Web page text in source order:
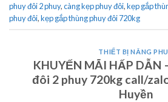
phuy đôi 2 phuy,càng kẹp phuy đôi,kẹp gắp
phuy đôi,kẹp gắp thùng phuy đôi 720kg
THIẾT BỊ NÂNG
KHUYẾN MÃI HẤP DẪN
đôi 2 phuy 720kg call/
Huyền